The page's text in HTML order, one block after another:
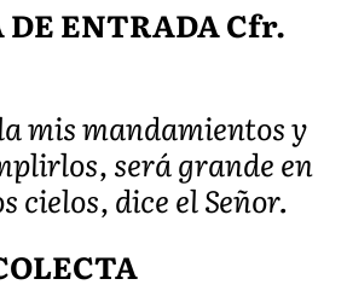
ENTRADA Cfr.
mis mandamientos y
será grande en
cielos, dice el Señor.